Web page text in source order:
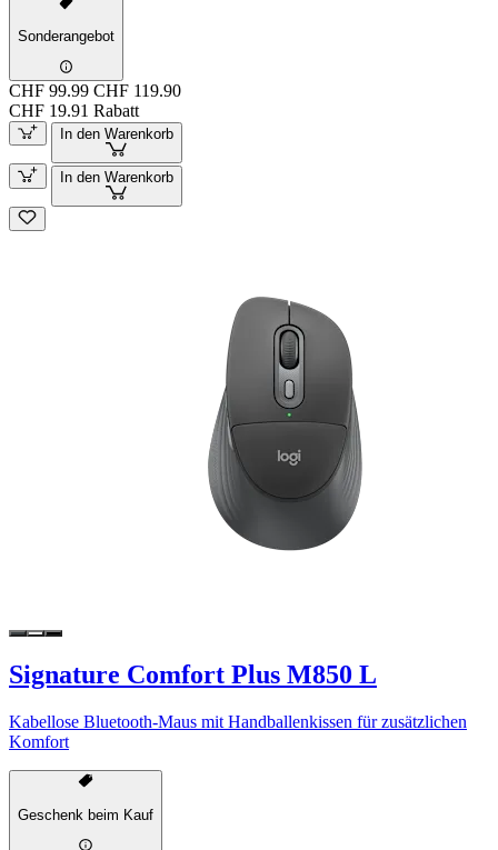
Sonderangebot
CHF 99.99 CHF 119.90
CHF 19.91 Rabatt
In den Warenkorb
In den Warenkorb
Signature Comfort Plus M850 L
Kabellose Bluetooth-Maus mit Handballenkissen für zusätzlichen
Komfort
Geschenk beim Kauf